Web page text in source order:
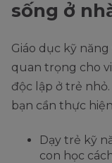
sống ở
Giáo dục kỹ
quan trọng cho
độc lập ở trẻ nhỏ.
bạn cần thực
Dạy trẻ kỹ
con học